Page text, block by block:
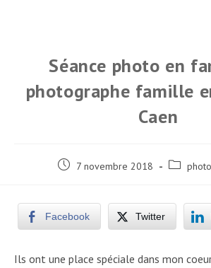
Séance photo en
photographe famille
Caen
Post 7 novembre 2018
Post
Facebook Twitter
Ils ont une place spéciale dans mon